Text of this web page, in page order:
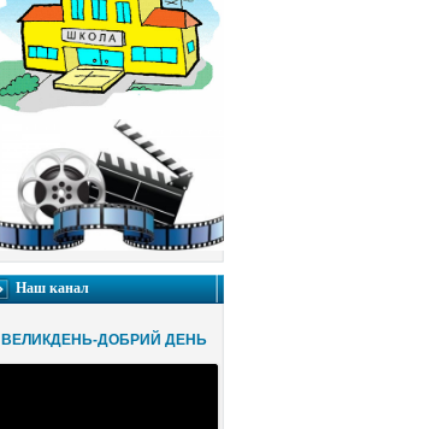
Наш канал
ВЕЛИКДЕНЬ-ДОБРИЙ ДЕНЬ